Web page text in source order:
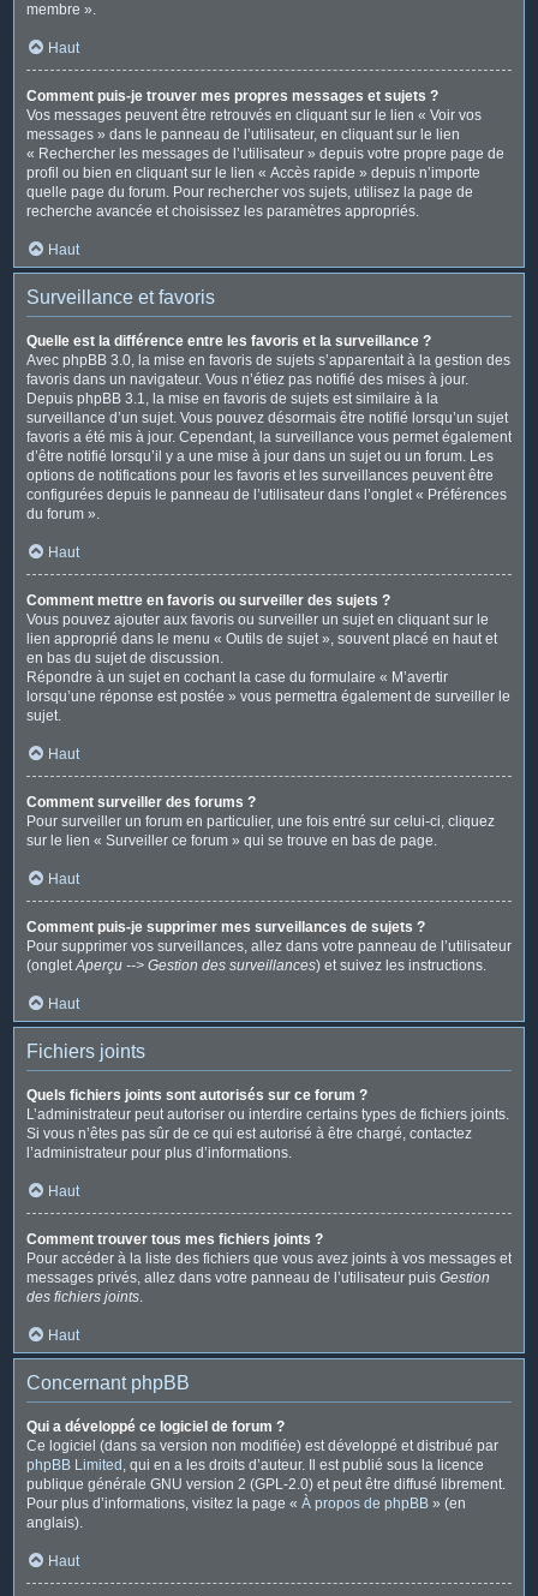
membre ».
Haut
Comment puis-je trouver mes propres messages et sujets ?
Vos messages peuvent être retrouvés en cliquant sur le lien « Voir vos
messages » dans le panneau de l’utilisateur, en cliquant sur le lien
« Rechercher les messages de l’utilisateur » depuis votre propre page de
profil ou bien en cliquant sur le lien « Accès rapide » depuis n’importe
quelle page du forum. Pour rechercher vos sujets, utilisez la page de
recherche avancée et choisissez les paramètres appropriés.
Haut
Surveillance et favoris
Quelle est la différence entre les favoris et la surveillance ?
Avec phpBB 3.0, la mise en favoris de sujets s’apparentait à la gestion des
favoris dans un navigateur. Vous n’étiez pas notifié des mises à jour.
Depuis phpBB 3.1, la mise en favoris de sujets est similaire à la
surveillance d’un sujet. Vous pouvez désormais être notifié lorsqu’un sujet
favoris a été mis à jour. Cependant, la surveillance vous permet également
d’être notifié lorsqu’il y a une mise à jour dans un sujet ou un forum. Les
options de notifications pour les favoris et les surveillances peuvent être
configurées depuis le panneau de l’utilisateur dans l’onglet « Préférences
du forum ».
Haut
Comment mettre en favoris ou surveiller des sujets ?
Vous pouvez ajouter aux favoris ou surveiller un sujet en cliquant sur le
lien approprié dans le menu « Outils de sujet », souvent placé en haut et
en bas du sujet de discussion.
Répondre à un sujet en cochant la case du formulaire « M’avertir
lorsqu’une réponse est postée » vous permettra également de surveiller le
sujet.
Haut
Comment surveiller des forums ?
Pour surveiller un forum en particulier, une fois entré sur celui-ci, cliquez
sur le lien « Surveiller ce forum » qui se trouve en bas de page.
Haut
Comment puis-je supprimer mes surveillances de sujets ?
Pour supprimer vos surveillances, allez dans votre panneau de l’utilisateur
(ongletAperçu --> Gestion des surveillances) et suivez les instructions.
Haut
Fichiers joints
Quels fichiers joints sont autorisés sur ce forum ?
L’administrateur peut autoriser ou interdire certains types de fichiers joints.
Si vous n’êtes pas sûr de ce qui est autorisé à être chargé, contactez
l’administrateur pour plus d’informations.
Haut
Comment trouver tous mes fichiers joints ?
Pour accéder à la liste des fichiers que vous avez joints à vos messages et
messages privés, allez dans votre panneau de l’utilisateur puis Gestion
des fichiers joints.
Haut
Concernant phpBB
Qui a développé ce logiciel de forum ?
Ce logiciel (dans sa version non modifiée) est développé et distribué par
phpBB Limited , qui en a les droits d’auteur. Il est publié sous la licence
publique générale GNU version 2 (GPL-2.0) et peut être diffusé librement.
Pour plus d’informations, visitez la page « À propos de phpBB » (en
anglais).
Haut